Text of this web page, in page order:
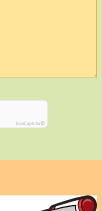
IconCaptcha ©